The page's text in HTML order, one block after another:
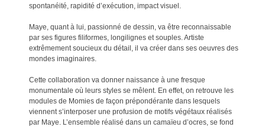
spontanéité, rapidité d’exécution, impact visuel.
Maye, quant à lui, passionné de dessin, va être reconnaissable
par ses figures filiformes, longilignes et souples. Artiste
extrêmement soucieux du détail, il va créer dans ses oeuvres des
mondes imaginaires.
Cette collaboration va donner naissance à une fresque
monumentale où leurs styles se mêlent. En effet, on retrouve les
modules de Momies de façon prépondérante dans lesquels
viennent s’interposer une profusion de motifs végétaux réalisés
par Maye. L’ensemble réalisé dans un camaïeu d’ocres, se fond